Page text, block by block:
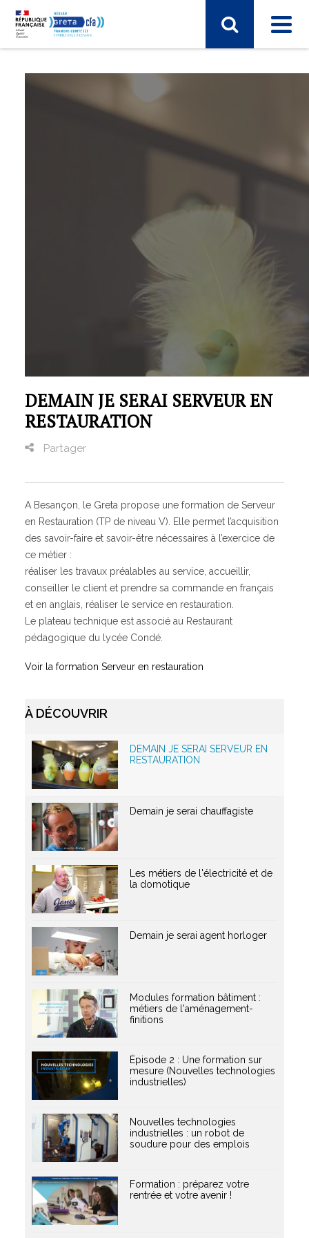
SECTEUR D'ACTIVITÉ
Electronique, informatique, télécomunication
Industrie, matières premières
Sciences humaines, langues, pédagogie, information
GRETA-CFA de Besançon
GRETA-CFA du Haut-Doubs
GRETA-CFA JURA
PROCHAINES FORMATIONS
Pré-inscription aux formations en Franche-Comté
Plateforme entreprise – Recrutement
Qui sommes-nous ?
GRETA-CFA du Haut-Doubs
Nos offres d’emplois
DEMAIN JE SERAI SERVEUR EN
RESTAURATION
Partager
A Besançon, le Greta propose une formation de Serveur
en Restauration (TP de niveau V). Elle permet l’acquisition
des savoir-faire et savoir-être nécessaires à l’exercice de
ce métier :
réaliser les travaux préalables au service, accueillir,
conseiller le client et prendre sa commande en français
et en anglais, réaliser le service en restauration.
Le plateau technique est associé au Restaurant
pédagogique du lycée Condé.
Voir la formation Serveur en restauration
À DÉCOUVRIR
DEMAIN JE SERAI SERVEUR EN
RESTAURATION
Demain je serai chauffagiste
Les métiers de l'électricité et de
la domotique
Demain je serai agent horloger
Modules formation bâtiment :
métiers de l'aménagement-
finitions
Épisode 2 : Une formation sur
mesure (Nouvelles technologies
industrielles)
Nouvelles technologies
industrielles : un robot de
soudure pour des emplois
Formation : préparez votre
rentrée et votre avenir !